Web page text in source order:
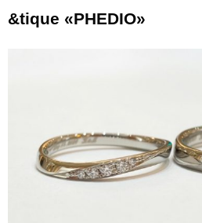
&tique «PHEDIO»